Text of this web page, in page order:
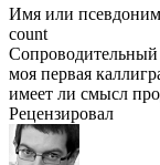
Имя или псевдоним
count
Сопроводительный
моя первая
имеет ли смысл
Рецензировал